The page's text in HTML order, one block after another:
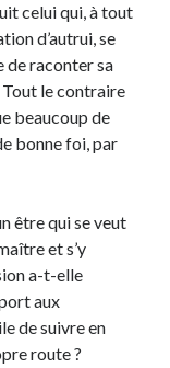
celui qui, à tout
d’autrui, se
de raconter sa
le contraire
beaucoup de
bonne foi, par
être qui se veut
et s’y
a-t-elle
aux
de suivre en
route ?